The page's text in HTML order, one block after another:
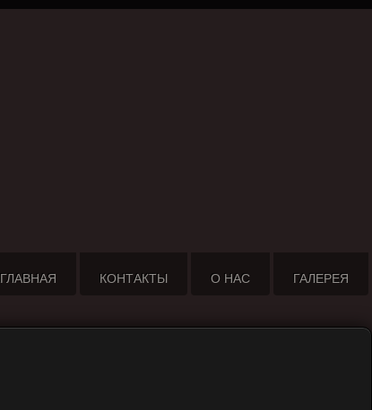
ГЛАВНАЯ КОНТАКТЫ О НАС ГАЛЕРЕЯ